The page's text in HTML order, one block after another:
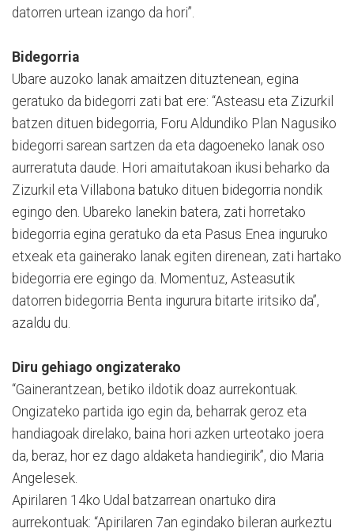
datorren urtean izango da hori”.
Bidegorria
Ubare auzoko lanak amaitzen dituztenean, egina
geratuko da bidegorri zati bat ere: “Asteasu eta Zizurkil
batzen dituen bidegorria, Foru Aldundiko Plan Nagusiko
bidegorri sarean sartzen da eta dagoeneko lanak oso
aurreratuta daude. Hori amaitutakoan ikusi beharko da
Zizurkil eta Villabona batuko dituen bidegorria nondik
egingo den. Ubareko lanekin batera, zati horretako
bidegorria egina geratuko da eta Pasus Enea inguruko
etxeak eta gainerako lanak egiten direnean, zati hartako
bidegorria ere egingo da. Momentuz, Asteasutik
datorren bidegorria Benta ingurura bitarte iritsiko da”,
azaldu du.
Diru gehiago ongizaterako
“Gainerantzean, betiko ildotik doaz aurrekontuak.
Ongizateko partida igo egin da, beharrak geroz eta
handiagoak direlako, baina hori azken urteotako joera
da, beraz, hor ez dago aldaketa handiegirik”, dio Maria
Angelesek.
Apirilaren 14ko Udal batzarrean onartuko dira
aurrekontuak: “Apirilaren 7an egindako bileran aurkeztu